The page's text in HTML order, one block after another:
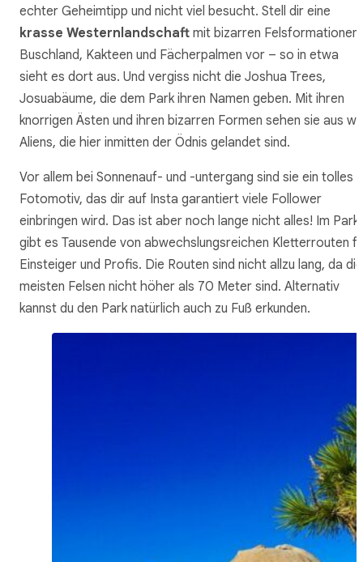
echter Geheimtipp und nicht viel besucht. Stell dir eine
krasse Westernlandschaft mit bizarren Felsformationen,
Buschland, Kakteen und Fächerpalmen vor – so in etwa
sieht es dort aus. Und vergiss nicht die Joshua Trees,
Josuabäume, die dem Park ihren Namen geben. Mit ihren
knorrigen Ästen und ihren bizarren Formen sehen sie aus
Aliens, die hier inmitten der Ödnis gelandet sind.
Vor allem bei Sonnenauf- und -untergang sind sie ein tolles
Fotomotiv, das dir auf Insta garantiert viele Follower
einbringen wird. Das ist aber noch lange nicht alles! Im Park
gibt es Tausende von abwechslungsreichen Kletterrouten
Einsteiger und Profis. Die Routen sind nicht allzu lang, da die
meisten Felsen nicht höher als 70 Meter sind. Alternativ
kannst du den Park natürlich auch zu Fuß erkunden.